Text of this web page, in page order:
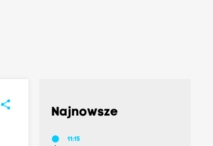
share
Najnowsze
11:15